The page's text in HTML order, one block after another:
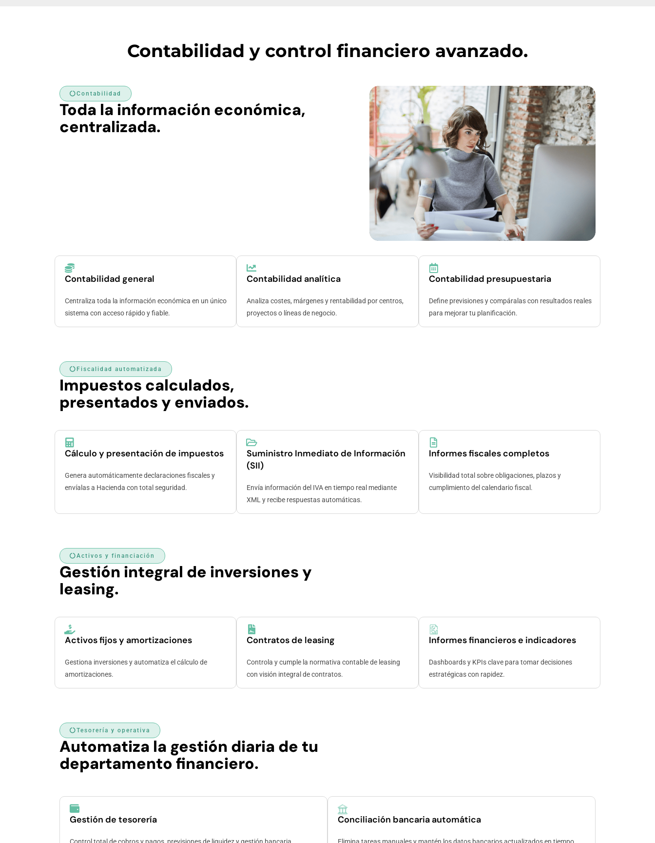
Contabilidad y control financiero avanzado.
Contabilidad
Toda la información económica,
centralizada.
Contabilidad general
Centraliza toda la información económica en un único
sistema con acceso rápido y fiable.
Contabilidad analítica
Analiza costes, márgenes y rentabilidad por centros,
proyectos o líneas de negocio.
Contabilidad presupuestaria
Define previsiones y compáralas con resultados reales
para mejorar tu planificación.
Fiscalidad automatizada
Impuestos calculados,
presentados y enviados.
Cálculo y presentación de impuestos
Genera automáticamente declaraciones fiscales y
envíalas a Hacienda con total seguridad.
Suministro Inmediato de Información
(SII)
Envía información del IVA en tiempo real mediante
XML y recibe respuestas automáticas.
Informes fiscales completos
Visibilidad total sobre obligaciones, plazos y
cumplimiento del calendario fiscal.
Activos y financiación
Gestión integral de inversiones y
leasing.
Activos fijos y amortizaciones
Gestiona inversiones y automatiza el cálculo de
amortizaciones.
Contratos de leasing
Controla y cumple la normativa contable de leasing
con visión integral de contratos.
Informes financieros e indicadores
Dashboards y KPIs clave para tomar decisiones
estratégicas con rapidez.
Tesorería y operativa
Automatiza la gestión diaria de tu
departamento financiero.
Gestión de tesorería Conciliación bancaria automática